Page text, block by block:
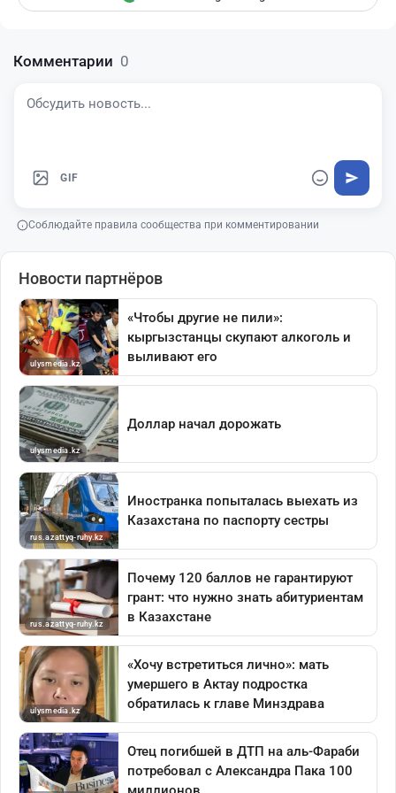
Комментарии 0
GIF
Соблюдайте правила сообщества при комментировании